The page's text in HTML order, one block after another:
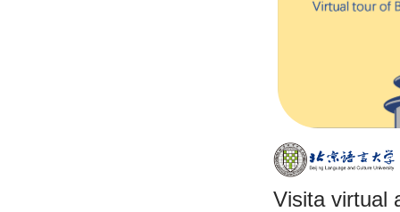
Visita virtual